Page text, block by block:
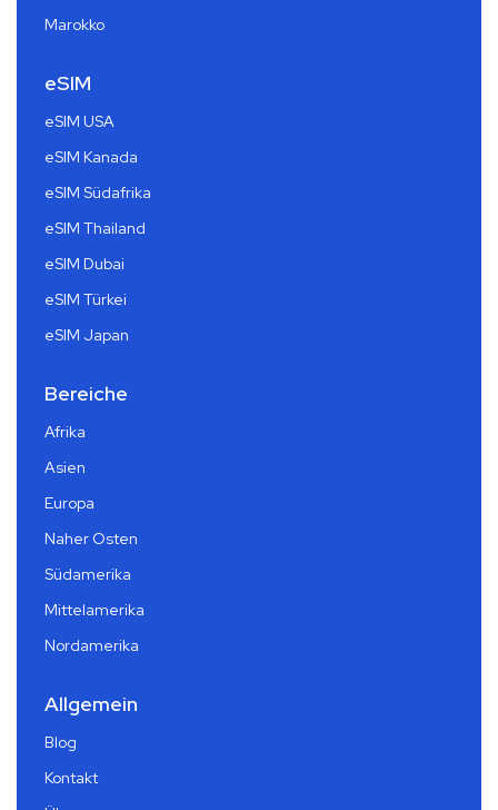
Marokko
eSIM
eSIM USA
eSIM Kanada
eSIM Südafrika
eSIM Thailand
eSIM Dubai
eSIM Türkei
eSIM Japan
Bereiche
Afrika
Asien
Europa
Naher Osten
Südamerika
Mittelamerika
Nordamerika
Allgemein
Blog
Kontakt